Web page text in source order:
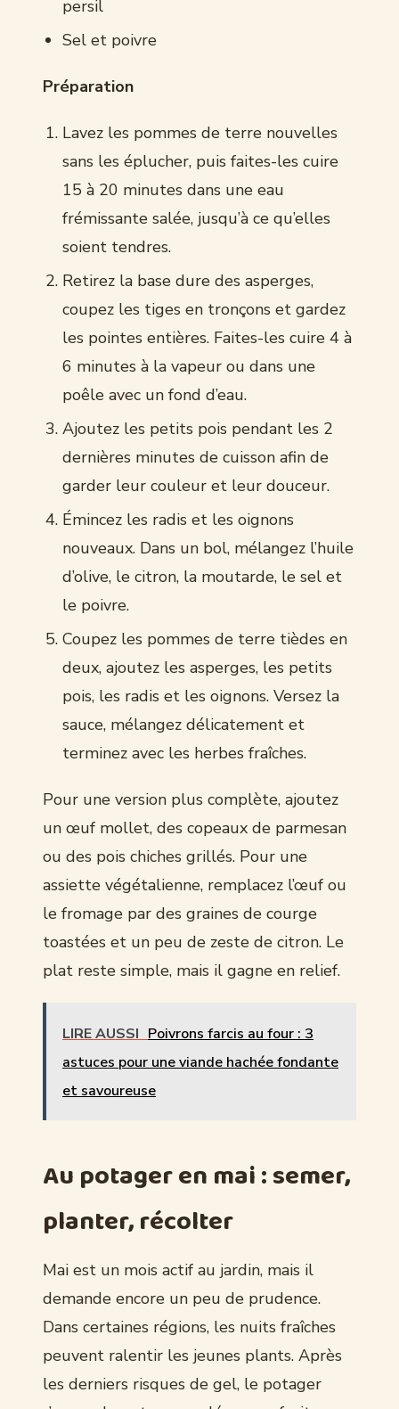
persil
Sel et poivre
Préparation
Lavez les pommes de terre nouvelles
sans les éplucher, puis faites-les cuire
15 à 20 minutes dans une eau
frémissante salée, jusqu’à ce qu’elles
soient tendres.
Retirez la base dure des asperges,
coupez les tiges en tronçons et gardez
les pointes entières. Faites-les cuire 4 à
6 minutes à la vapeur ou dans une
poêle avec un fond d’eau.
Ajoutez les petits pois pendant les 2
dernières minutes de cuisson afin de
garder leur couleur et leur douceur.
Émincez les radis et les oignons
nouveaux. Dans un bol, mélangez l’huile
d’olive, le citron, la moutarde, le sel et
le poivre.
Coupez les pommes de terre tièdes en
deux, ajoutez les asperges, les petits
pois, les radis et les oignons. Versez la
sauce, mélangez délicatement et
terminez avec les herbes fraîches.
Pour une version plus complète, ajoutez
un œuf mollet, des copeaux de parmesan
ou des pois chiches grillés. Pour une
assiette végétalienne, remplacez l’œuf ou
le fromage par des graines de courge
toastées et un peu de zeste de citron. Le
plat reste simple, mais il gagne en relief.
LIRE AUSSI Poivrons farcis au four : 3
astuces pour une viande hachée fondante
et savoureuse
Au potager en mai : semer,
planter, récolter
Mai est un mois actif au jardin, mais il
demande encore un peu de prudence.
Dans certaines régions, les nuits fraîches
peuvent ralentir les jeunes plants. Après
les derniers risques de gel, le potager